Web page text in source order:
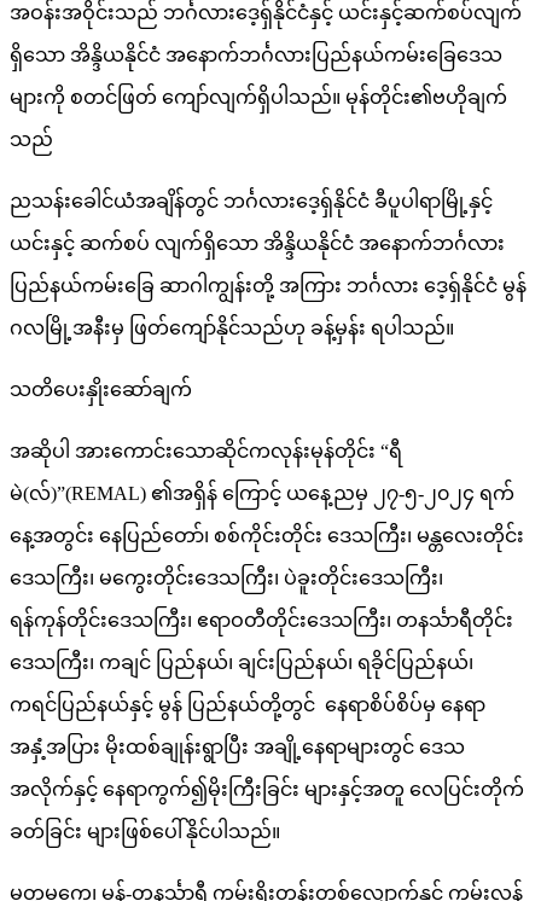
အဝန်းအဝိုင်းသည် ဘင်္ဂလားဒေ့ရှ်နိုင်ငံနှင့် ယင်းနှင့်ဆက်စပ်လျက်
ရှိသော အိန္ဒိယနိုင်ငံ အနောက်ဘင်္ဂလားပြည်နယ်ကမ်းခြေဒေသ
များကို စတင်ဖြတ် ကျော်လျက်ရှိပါသည်။ မုန်တိုင်း၏ဗဟိုချက်
သည်
ညသန်းခေါင်ယံအချိန်တွင် ဘင်္ဂလားဒေ့ရှ်နိုင်ငံ ခီပူပါရာမြို့နှင့်
ယင်းနှင့် ဆက်စပ် လျက်ရှိသော အိန္ဒိယနိုင်ငံ အနောက်ဘင်္ဂလား
ပြည်နယ်ကမ်းခြေ ဆာဂါကျွန်းတို့ အကြား ဘင်္ဂလား ဒေ့ရှ်နိုင်ငံ မွန်
ဂလမြို့အနီးမှ ဖြတ်ကျော်နိုင်သည်ဟု ခန့်မှန်း ရပါသည်။
သတိပေးနှိုးဆော်ချက်
အဆိုပါ အားကောင်းသောဆိုင်ကလုန်းမုန်တိုင်း “ရီ
မဲ(လ်)”(REMAL) ၏အရှိန် ကြောင့် ယနေ့ညမှ ၂၇-၅-၂၀၂၄ ရက်
နေ့အတွင်း နေပြည်တော်၊ စစ်ကိုင်းတိုင်း ဒေသကြီး၊ မန္တလေးတိုင်း
ဒေသကြီး၊ မကွေးတိုင်းဒေသကြီး၊ ပဲခူးတိုင်းဒေသကြီး၊
ရန်ကုန်တိုင်းဒေသကြီး၊ ဧရာဝတီတိုင်းဒေသကြီး၊ တနင်္သာရီတိုင်း
ဒေသကြီး၊ ကချင် ပြည်နယ်၊ ချင်းပြည်နယ်၊ ရခိုင်ပြည်နယ်၊
ကရင်ပြည်နယ်နှင့် မွန် ပြည်နယ်တို့တွင် နေရာစိပ်စိပ်မှ နေရာ
အနှံ့အပြား မိုးထစ်ချုန်းရွာပြီး အချို့နေရာများတွင် ဒေသ
အလိုက်နှင့် နေရာကွက်၍မိုးကြီးခြင်း များနှင့်အတူ လေပြင်းတိုက်
ခတ်ခြင်း များဖြစ်ပေါ်နိုင်ပါသည်။
မုတ္တမကွေ့၊ မွန်-တနင်္သာရီ ကမ်းရိုးတန်းတစ်လျှောက်နှင့် ကမ်းလွန်